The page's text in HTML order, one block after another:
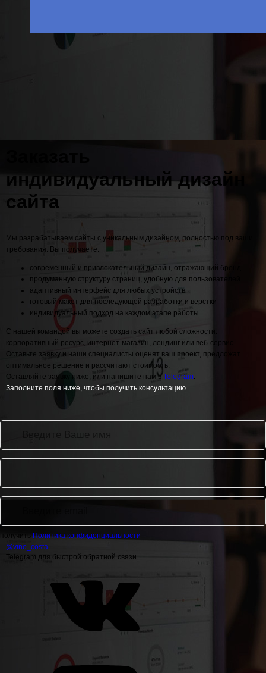
индивидуальный дизайн
сайта
Мы разрабатываем сайты с уникальным дизайном, полностью под ваши
требования. Вы получаете:
современный и привлекательный дизайн, отражающий бренд
продуманную структуру страниц, удобную для пользователей
адаптивный интерфейс для любых устройств
готовый макет для последующей разработки и верстки
индивидуальный подход на каждом этапе работы
С нашей командой вы можете создать сайт любой сложности:
корпоративный ресурс, интернет-магазин, лендинг или веб-сервис.
Оставьте заявку и наши специалисты оценят ваш проект, предложат
оптимальное решение и рассчитают стоимость.
Оставляйте заявку ниже, или напишите нам вTelegram
Заполните поля ниже, чтобы получить консультацию
получить
Политика конфиденциальности
@vino_costa
Telegram для быстрой обратной связи